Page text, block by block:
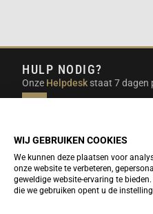
HULP NODIG?
Onze Helpdesk staat 7 dagen
beantwoorden.
NIEUWSBRIEF
Meld je nu gratis aan voor de
WIJ GEBRUIKEN COOKIES
We kunnen deze plaatsen voor
onze website te verbeteren,
geweldige website-ervaring te
die we gebruiken opent u de